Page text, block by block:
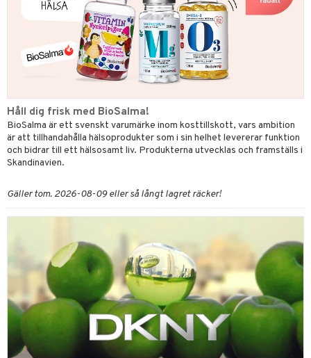
Håll dig frisk med BioSalma!
BioSalma är ett svenskt varumärke inom kosttillskott, vars ambition
är att tillhandahålla hälsoprodukter som i sin helhet levererar funktion
och bidrar till ett hälsosamt liv. Produkterna utvecklas och framställs i
Skandinavien.
Gäller tom. 2026-08-09 eller så långt lagret räcker!